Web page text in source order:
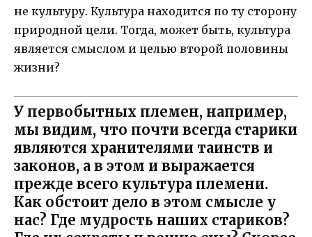
не культуру. Культура находится по ту сторону
природной цели. Тогда, может быть, культура
является смыслом и целью второй половины
жизни?
У первобытных племен, например,
мы видим, что почти всегда старики
являются хранителями таинств и
законов, а в этом и выражается
прежде всего культура племени.
Как обстоит дело в этом смысле у
нас? Где мудрость наших стариков?